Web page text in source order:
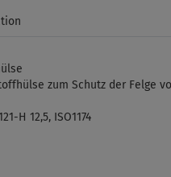
zum Schutz der Felge
H 12,5, ISO1174